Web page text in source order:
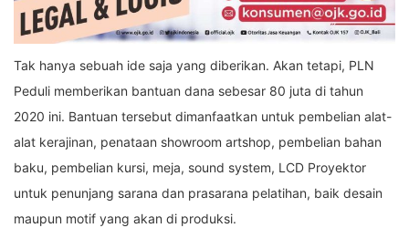
Tak hanya sebuah ide saja yang diberikan. Akan tetapi, PLN
Peduli memberikan bantuan dana sebesar 80 juta di tahun
2020 ini. Bantuan tersebut dimanfaatkan untuk pembelian alat-
alat kerajinan, penataan showroom artshop, pembelian bahan
baku, pembelian kursi, meja, sound system, LCD Proyektor
untuk penunjang sarana dan prasarana pelatihan, baik desain
maupun motif yang akan di produksi.